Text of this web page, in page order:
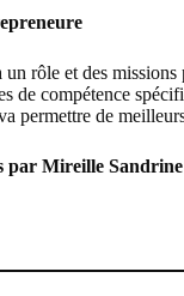
un rôle et des
de compétence
permettre de
par Mireille